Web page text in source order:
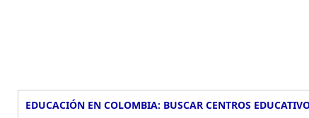
EDUCACIÓN EN COLOMBIA: BUSCAR CENTROS